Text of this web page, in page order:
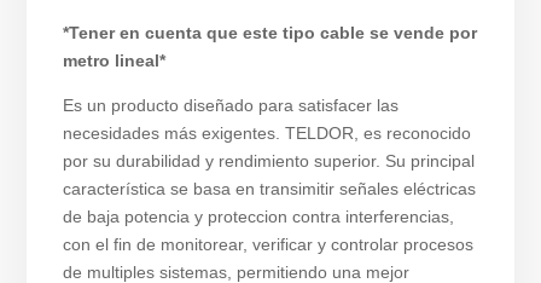
*Tener en cuenta que este tipo cable se vende por
metro lineal*
Es un producto diseñado para satisfacer las
necesidades más exigentes. TELDOR, es reconocido
por su durabilidad y rendimiento superior. Su principal
característica se basa en transimitir señales eléctricas
de baja potencia y proteccion contra interferencias,
con el fin de monitorear, verificar y controlar procesos
de multiples sistemas, permitiendo una mejor